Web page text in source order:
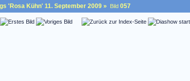
'Rosa Kühn' 11. September 2009 » Bild 057